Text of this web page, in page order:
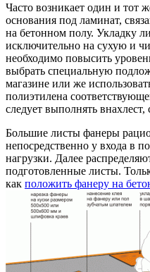
Часто возникает один и тот
основания под ламинат,
на бетонном полу. Укладку
исключительно на сухую и
необходимо повысить
выбрать специальную
магазине или же
полиэтилена
следует выполнять
Большие листы фанеры
непосредственно у входа в
нагрузки. Далее
подготовленные листы.
как положить фанеру на